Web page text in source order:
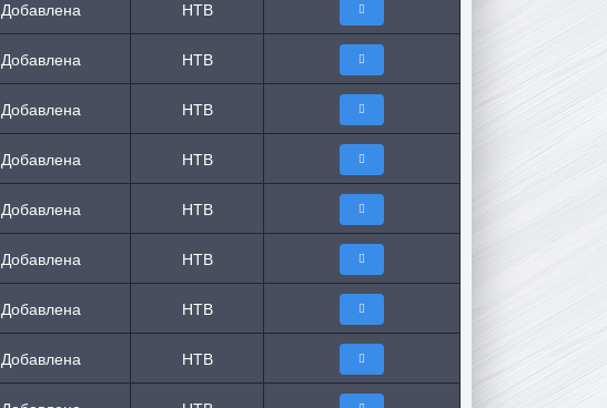
Добавлена НТВ
Добавлена НТВ
Добавлена НТВ
Добавлена НТВ
Добавлена НТВ
Добавлена НТВ
Добавлена НТВ
Добавлена НТВ